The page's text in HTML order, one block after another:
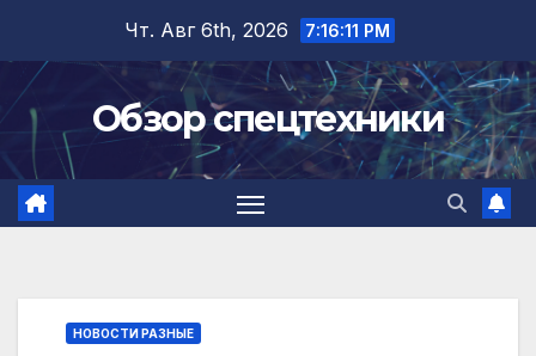
содержимому
Чт. Авг 6th, 2026 7:16:12 PM
Обзор спецтехники
НОВОСТИ РАЗНЫЕ